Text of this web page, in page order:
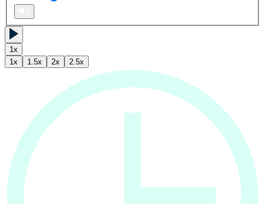
1x
1x 1.5x 2x 2.5x